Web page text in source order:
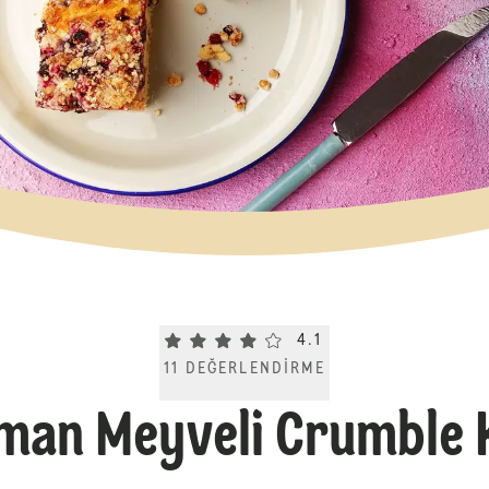
Current rating 4.1. Click to rate.
4.1
11
DEĞERLENDIRME
Meyveli Crumble